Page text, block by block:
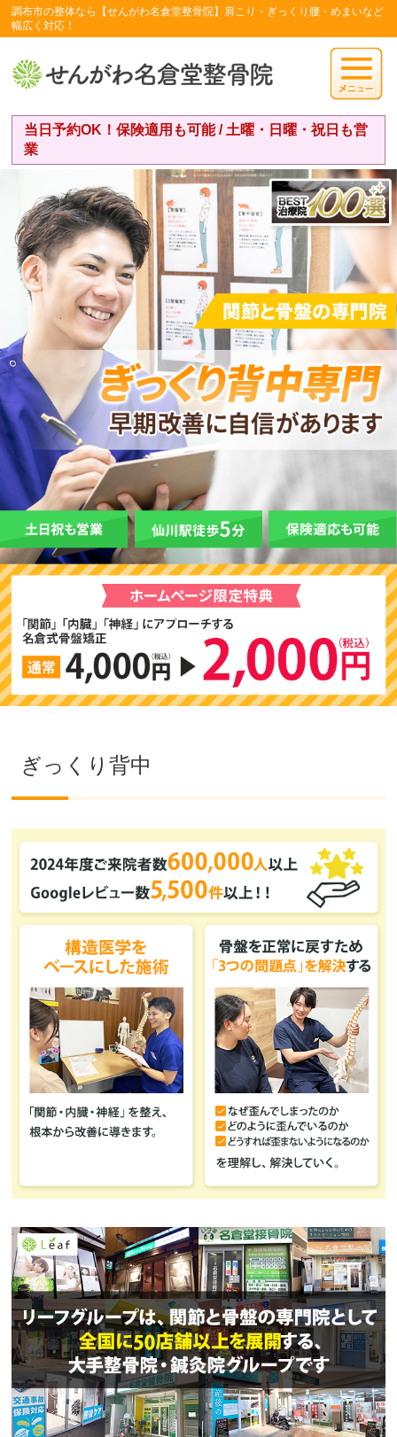
調布市の整体なら【せんがわ名倉堂整骨院】肩こり・ぎっくり腰・めまいなど
幅広く対応！
当日予約OK！保険適用も可能 / 土曜・日曜・祝日も営
業
ぎっくり背中